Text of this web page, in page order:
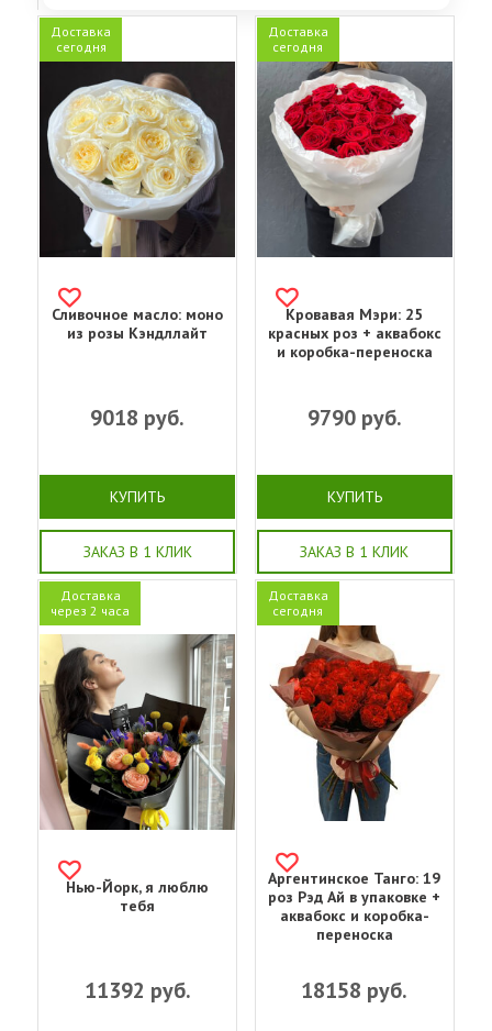
Доставка
сегодня
Сливочное масло: моно
из розы Кэндллайт
9018 руб.
КУПИТЬ
ЗАКАЗ В 1 КЛИК
Доставка
сегодня
Кровавая Мэри: 25
красных роз + аквабокс
и коробка-переноска
9790руб.
КУПИТЬ
ЗАКАЗ В 1 КЛИК
Доставка
через 2 часа
Нью-Йорк, я люблю
тебя
11392 руб.
Доставка
сегодня
Аргентинское Танго: 19
роз Рэд Ай в упаковке +
аквабокс и коробка-
переноска
18158 руб.